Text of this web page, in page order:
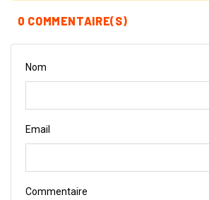
0 COMMENTAIRE(S)
Nom
Email
Commentaire